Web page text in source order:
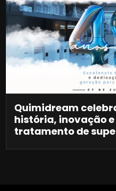
Quimidream
história, inovação
tratamento de